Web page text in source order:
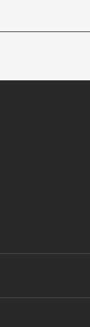
TikTokauf LinkedIn